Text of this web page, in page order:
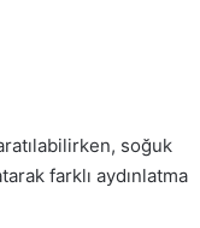
soğuk
farklı aydınlatma